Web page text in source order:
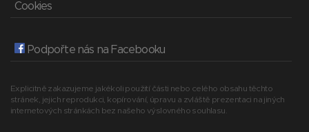
Cookies
Podpořte nás na Facebooku
Explicitně zakazujeme jakékoli použití části nebo celého obsahu těchto
stránek, jejich reprodukci, kopírování, úpravu a zvláště prezentaci na jiných
internetových stránkách bez našeho výslovného souhlasu.